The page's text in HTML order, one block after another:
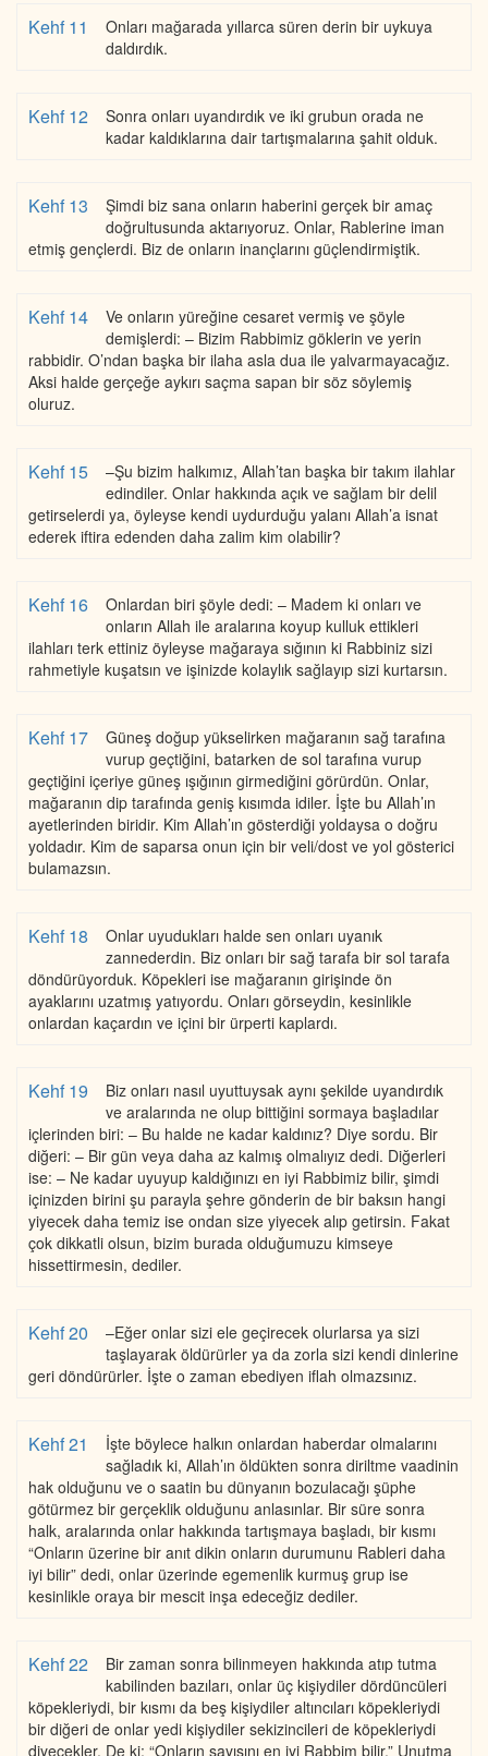
Kehf 11
Onları mağarada yıllarca süren derin bir uykuya
daldırdık.
Kehf 12
Sonra onları uyandırdık ve iki grubun orada ne
kadar kaldıklarına dair tartışmalarına şahit olduk.
Kehf 13
Şimdi biz sana onların haberini gerçek bir amaç
doğrultusunda aktarıyoruz. Onlar, Rablerine iman
etmiş gençlerdi. Biz de onların inançlarını güçlendirmiştik.
Kehf 14
Ve onların yüreğine cesaret vermiş ve şöyle
demişlerdi: – Bizim Rabbimiz göklerin ve yerin
rabbidir. O’ndan başka bir ilaha asla dua ile yalvarmayacağız.
Aksi halde gerçeğe aykırı saçma sapan bir söz söylemiş
oluruz.
Kehf 15
–Şu bizim halkımız, Allah’tan başka bir takım ilahlar
edindiler. Onlar hakkında açık ve sağlam bir delil
getirselerdi ya, öyleyse kendi uydurduğu yalanı Allah’a isnat
ederek iftira edenden daha zalim kim olabilir?
Kehf 16
Onlardan biri şöyle dedi: – Madem ki onları ve
onların Allah ile aralarına koyup kulluk ettikleri
ilahları terk ettiniz öyleyse mağaraya sığının ki Rabbiniz sizi
rahmetiyle kuşatsın ve işinizde kolaylık sağlayıp sizi kurtarsın.
Kehf 17
Güneş doğup yükselirken mağaranın sağ tarafına
vurup geçtiğini, batarken de sol tarafına vurup
geçtiğini içeriye güneş ışığının girmediğini görürdün. Onlar,
mağaranın dip tarafında geniş kısımda idiler. İşte bu Allah’ın
ayetlerinden biridir. Kim Allah’ın gösterdiği yoldaysa o doğru
yoldadır. Kim de saparsa onun için bir veli/dost ve yol gösterici
bulamazsın.
Kehf 18
Onlar uyudukları halde sen onları uyanık
zannederdin. Biz onları bir sağ tarafa bir sol tarafa
döndürüyorduk. Köpekleri ise mağaranın girişinde ön
ayaklarını uzatmış yatıyordu. Onları görseydin, kesinlikle
onlardan kaçardın ve içini bir ürperti kaplardı.
Kehf 19
Biz onları nasıl uyuttuysak aynı şekilde uyandırdık
ve aralarında ne olup bittiğini sormaya başladılar
içlerinden biri: – Bu halde ne kadar kaldınız? Diye sordu. Bir
diğeri: – Bir gün veya daha az kalmış olmalıyız dedi. Diğerleri
ise: – Ne kadar uyuyup kaldığınızı en iyi Rabbimiz bilir, şimdi
içinizden birini şu parayla şehre gönderin de bir baksın hangi
yiyecek daha temiz ise ondan size yiyecek alıp getirsin. Fakat
çok dikkatli olsun, bizim burada olduğumuzu kimseye
hissettirmesin, dediler.
Kehf 20
–Eğer onlar sizi ele geçirecek olurlarsa ya sizi
taşlayarak öldürürler ya da zorla sizi kendi dinlerine
geri döndürürler. İşte o zaman ebediyen iflah olmazsınız.
Kehf 21
İşte böylece halkın onlardan haberdar olmalarını
sağladık ki, Allah’ın öldükten sonra diriltme vaadinin
hak olduğunu ve o saatin bu dünyanın bozulacağı şüphe
götürmez bir gerçeklik olduğunu anlasınlar. Bir süre sonra
halk, aralarında onlar hakkında tartışmaya başladı, bir kısmı
“Onların üzerine bir anıt dikin onların durumunu Rableri daha
iyi bilir” dedi, onlar üzerinde egemenlik kurmuş grup ise
kesinlikle oraya bir mescit inşa edeceğiz dediler.
Kehf 22
Bir zaman sonra bilinmeyen hakkında atıp tutma
kabilinden bazıları, onlar üç kişiydiler dördüncüleri
köpekleriydi, bir kısmı da beş kişiydiler altıncıları köpekleriydi
bir diğeri de onlar yedi kişiydiler sekizincileri de köpekleriydi
diyecekler. De ki: “Onların sayısını en iyi Rabbim bilir.” Unutma